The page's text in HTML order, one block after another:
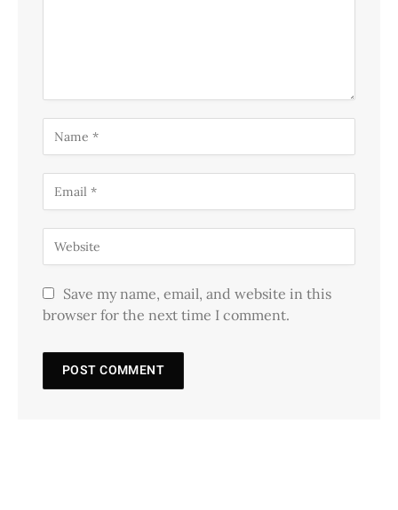
Save my name, email, and website in this
browser for the next time I comment.